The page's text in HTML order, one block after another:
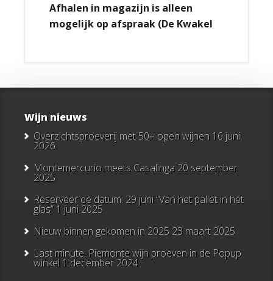
Afhalen in magazijn is alleen
mogelijk op afspraak (De Kwakel
Wijn nieuws
Overzichtsproeverij met 50+ open wijnen 16 juni
2026
Montemercurio meets Casalinga 20 september
2025
Reserveer de datum: 29 juni “Van het pallet in het
glas” 1 juni 2025
Nieuw binnen gekomen in 2025 23 maart 2025
Last minute: Piemonte wijn proeven in de Popup
winkel 1 december 2024